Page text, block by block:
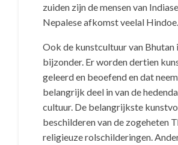
zuiden zijn de mensen van
Nepalese afkomst veelal Hindoe.
Ook de kunstcultuur van Bhutan
bijzonder. Er worden dertien
geleerd en beoefend en dat
belangrijk deel in van de
cultuur. De belangrijkste
beschilderen van de zogeheten
religieuze rolschilderingen.